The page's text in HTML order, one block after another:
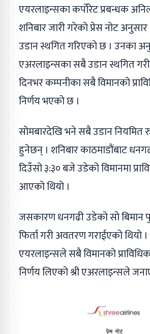
एयरलाइन्सका कर्पोरेट प्रबन्धक
शनिबार जारी गरेको प्रेस नोट
उडान स्थगित गरिएको छ । उनका
एअरलाइन्सका सबै उडान स्थगित
दिनभर कम्पनीका सबै विमानको
निर्णय भएको छ ।
सोमबारदेखि भने सबै उडान नियमित
हुनेछन् । शनिबार काठमाडौंबाट
दिउँसो ३:३० बजे उडेको विमानमा
आएको थियो ।
जसकारण धनगढी उडेको सो बिमान
फिर्ता गरी अवतरण गराईएको थियो
एयरलाइन्सले सबै विमानको
निर्णय लिएको श्री एअरलाइन्सले